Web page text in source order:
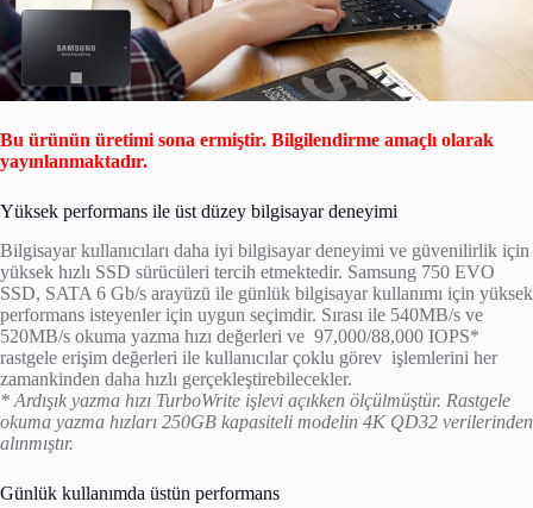
Bu ürünün üretimi sona ermiştir. Bilgilendirme amaçlı olarak
yayınlanmaktadır.
Yüksek performans ile üst düzey bilgisayar deneyimi
Bilgisayar kullanıcıları daha iyi bilgisayar deneyimi ve güvenilirlik için
yüksek hızlı SSD sürücüleri tercih etmektedir. Samsung 750 EVO
SSD, SATA 6 Gb/s arayüzü ile günlük bilgisayar kullanımı için yüksek
performans isteyenler için uygun seçimdir. Sırası ile 540MB/s ve
520MB/s okuma yazma hızı değerleri ve 97,000/88,000 IOPS*
rastgele erişim değerleri ile kullanıcılar çoklu görev işlemlerini her
zamankinden daha hızlı gerçekleştirebilecekler.
* Ardışık yazma hızı TurboWrite işlevi açıkken ölçülmüştür. Rastgele
okuma yazma hızları 250GB kapasiteli modelin 4K QD32 verilerinden
alınmıştır.
Günlük kullanımda üstün performans